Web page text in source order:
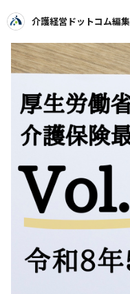
介護経営ドットコム編